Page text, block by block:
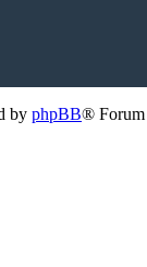
by phpBB® Forum